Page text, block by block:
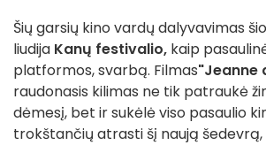
Šių garsių kino vardų dalyvavimas
liudija Kanų festivalio, kaip
platformos, svarbą. Filmas"Jeanne
raudonasis kilimas ne tik patraukė
dėmesį, bet ir sukėlė viso pasaulio
trokštančių atrasti šį naują šedevrą,